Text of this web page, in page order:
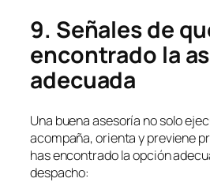
9. Señales de
encontrado la
adecuada
Una buena asesoría no solo
acompaña, orienta y previene
has encontrado la opción
despacho: